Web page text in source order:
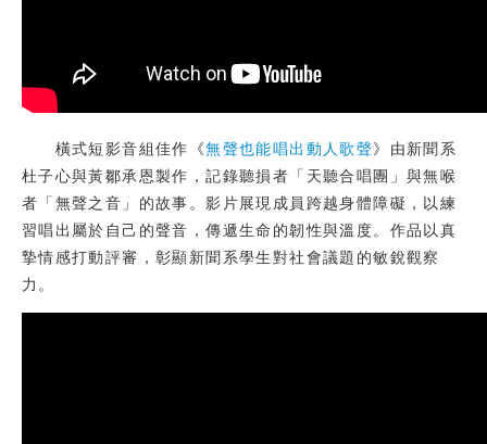
橫式短影音組佳作《無聲也能唱出動人歌聲》由新聞系
杜子心與黃鄒承恩製作，記錄聽損者「天聽合唱團」與無喉
者「無聲之音」的故事。影片展現成員跨越身體障礙，以練
習唱出屬於自己的聲音，傳遞生命的韌性與溫度。作品以真
摯情感打動評審，彰顯新聞系學生對社會議題的敏銳觀察
力。